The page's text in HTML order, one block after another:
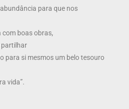
para que nos
com boas obras,
partilhar
para si mesmos um belo tesouro
vida”.